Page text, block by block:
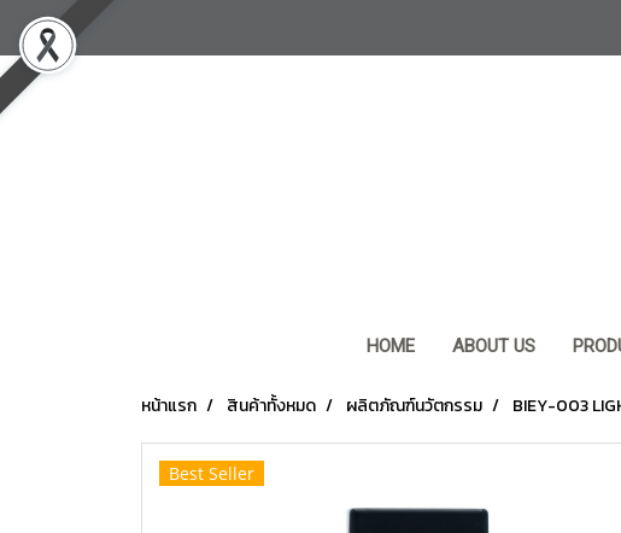
HOME ABOUT US
หน้าแรก สินค้าทั้งหมด ผลิตภัณฑ์นวัตกรรม BIEY-003
Best Seller